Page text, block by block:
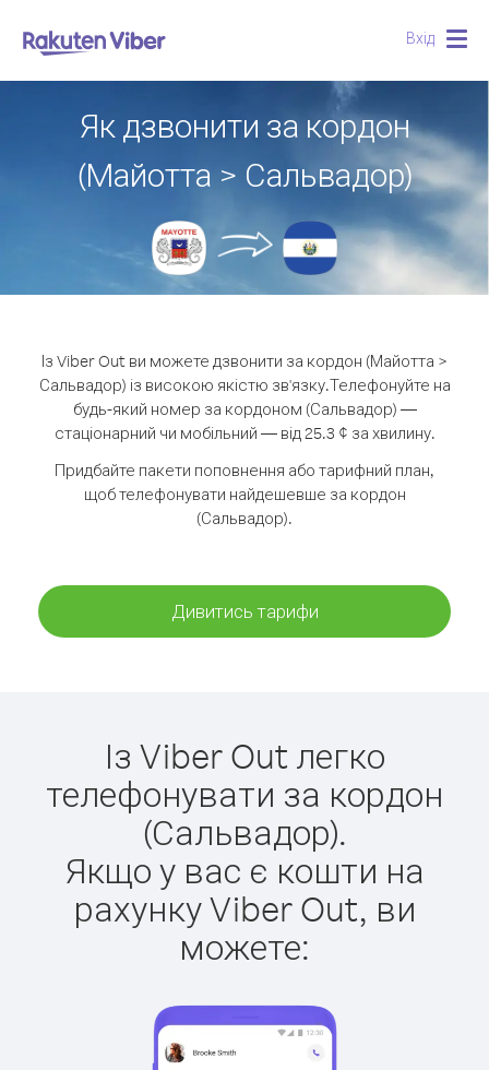
Вхід
Як дзвонити за кордон
(Майотта > Сальвадор)
Із Viber Out ви можете дзвонити за кордон (Майотта >
Сальвадор) із високою якістю зв'язку.Телефонуйте на
будь-який номер за кордоном (Сальвадор) —
стаціонарний чи мобільний — від 25.3 ¢ за хвилину.
Придбайте пакети поповнення або тарифний план,
щоб телефонувати найдешевше за кордон
(Сальвадор).
Дивитись тарифи
Із Viber Out легко
телефонувати за кордон
(Сальвадор).
Якщо у вас є кошти на
рахунку Viber Out, ви
можете: